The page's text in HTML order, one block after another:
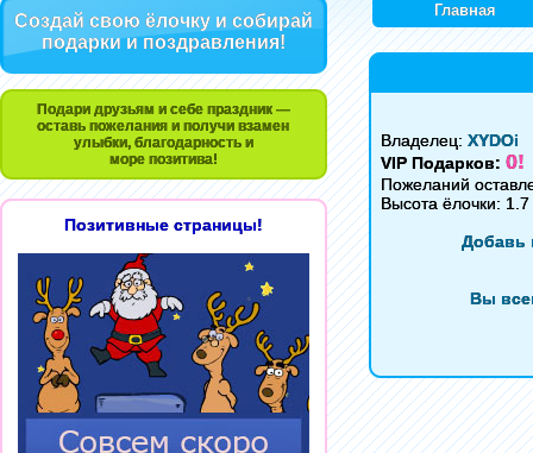
Создай свою ёлочку и собирай
подарки и поздравления!
Подари друзьям и себе праздник —
оставь пожелания и получи взамен
улыбки, благодарность и
море позитива!
Позитивные страницы!
Главная
Владелец: XYDOi
VIP Подарков: 0!
Пожеланий
Высота ёлочки:
Добавь
Вы